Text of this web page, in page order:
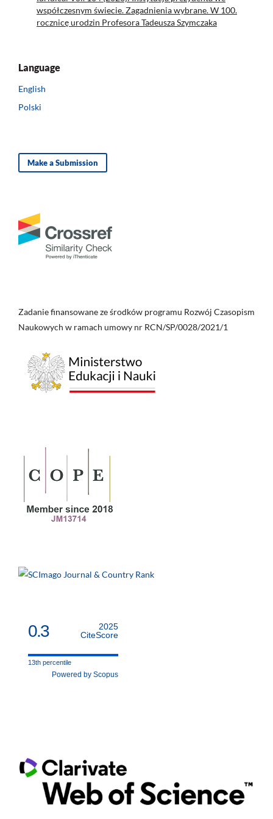
współczesnym świecie. Zagadnienia wybrane. W 100.
rocznicę urodzin Profesora Tadeusza Szymczaka
Language
English
Polski
Make a Submission
Zadanie finansowane ze środków programu Rozwój Czasopism
Naukowych w ramach umowy nr RCN/SP/0028/2021/1
0.3
2025
CiteScore
13th percentile
Powered by Scopus